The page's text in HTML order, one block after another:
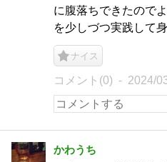
に腹落ちできたので
を少しづつ実践して
ナイス
コメント(0) 2024/
かわうち